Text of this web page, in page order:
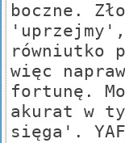
boczne.
równiutko
więc
fortunę.
akurat w
sięga'.